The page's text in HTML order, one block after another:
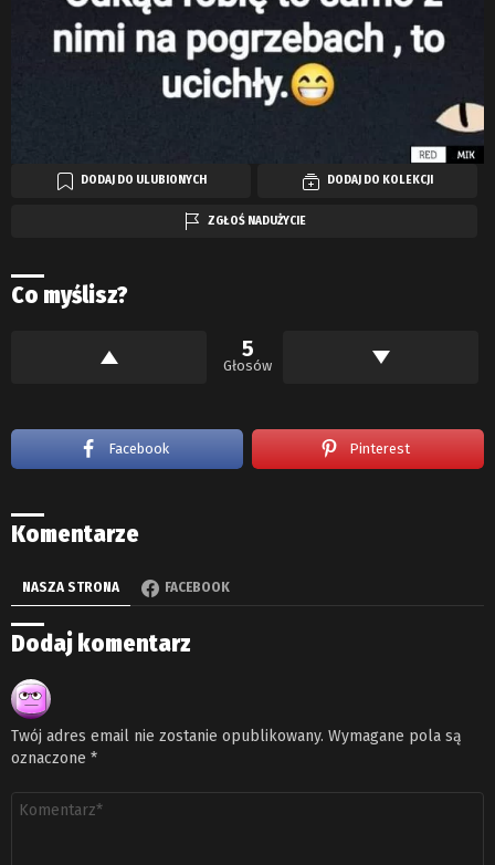
DODAJ DO ULUBIONYCH DODAJ DO KOLEKCJI
ZGŁOŚ NADUŻYCIE
Co myślisz?
5
Głosów
Facebook Pinterest
Komentarze
NASZA STRONA FACEBOOK
Dodaj komentarz
Twój adres email nie zostanie opublikowany. Wymagane pola są
oznaczone *
Komentarz